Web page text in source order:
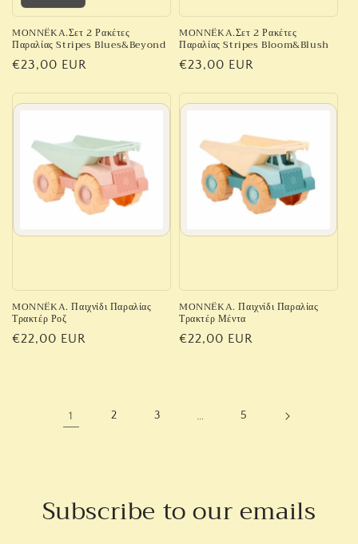
MONNËKA.Σετ 2 Ρακέτες
Παραλίας Stripes Blues&Beyond
Regular
€23,00 EUR
MONNËKA.Σετ 2 Ρακέτες
Παραλίας Stripes Bloom&Blush
Regular
€23,00 EUR
MONNËKA. Παιχνίδι Παραλίας
Τρακτέρ Ροζ
Regular
€22,00 EUR
MONNËKA. Παιχνίδι Παραλίας
Τρακτέρ Μέντα
Regular
€22,00 EUR
1 2 3 … 5
Subscribe to our emails